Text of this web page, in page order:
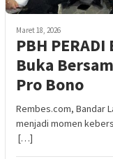
Maret 18, 2026
PBH
Buka
Pro Bono
Rembes.com, Bandar
menjadi momen
[…]